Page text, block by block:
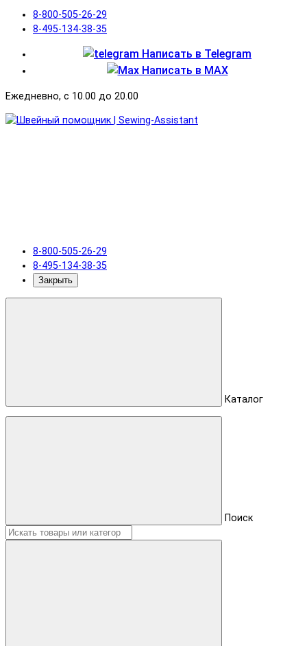
8-800-505-26-29
8-495-134-38-35
Написать в Telegram
Написать в MAX
Ежедневно, с 10.00 до 20.00
8-800-505-26-29
8-495-134-38-35
Закрыть
Каталог
Поиск